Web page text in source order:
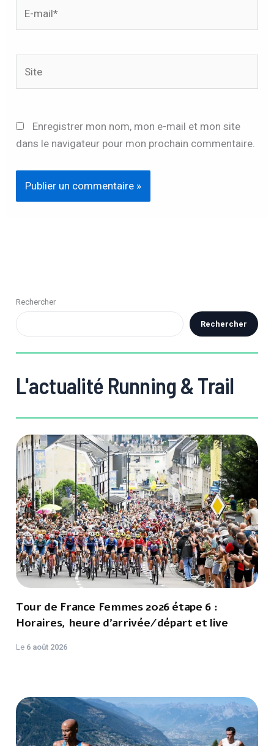
mail*
Enregistrer mon nom, mon e-mail et mon site
dans le navigateur pour mon prochain commentaire.
Rechercher
Rechercher
L'actualité Running & Trail
Tour de France Femmes 2026 étape 6 :
Horaires, heure d'arrivée/départ et live
Le 6 août 2026